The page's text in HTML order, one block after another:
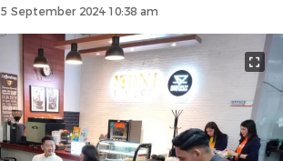
5 September 2024 10:38 am